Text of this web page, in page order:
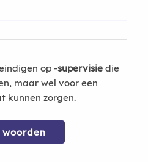
op -supervisiedie
maar wel voor een
kunnen zorgen.
woorden